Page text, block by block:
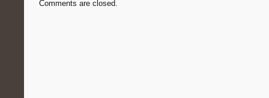
Comments are closed.